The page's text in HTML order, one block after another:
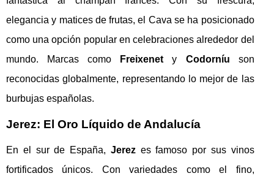
elegancia y matices de frutas, el Cava se ha posicionado
como una opción popular en celebraciones alrededor del
mundo. Marcas como
Freixenet y Codorníu son
reconocidas globalmente, representando lo mejor de las
burbujas españolas.
Jerez: El Oro Líquido de Andalucía
En el sur de España, Jerezes famoso por sus vinos
fortificados únicos. Con variedades como el fino,